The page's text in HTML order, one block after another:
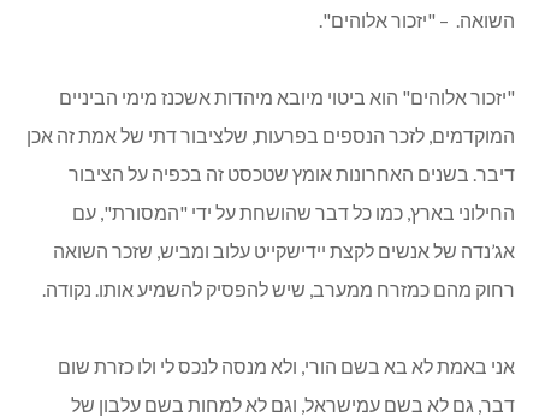
השואה. – "יזכור אלוהים".
"יזכור אלוהים" הוא ביטוי מיובא מיהדות אשכנז מימי הביניים
המוקדמים, לזכר הנספים בפרעות, שלציבור דתי של אמת זה אכן
דיבר. בשנים האחרונות אומץ שטכסט זה בכפיה על הציבור
החילוני בארץ, כמו כל דבר שהושחת על ידי "המסורת", עם
אג’נדה של אנשים לקצת יידישקייט עלוב ומביש, שזכר השואה
רחוק מהם כמזרח ממערב, שיש להפסיק להשמיע אותו. נקודה.
אני באמת לא בא בשם הורי, ולא מנסה לנכס לי ולו כזרת שום
דבר, גם לא בשם עמישראל, וגם לא למחות בשם עלבון של